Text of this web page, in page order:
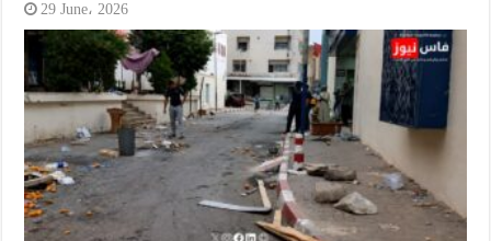
29 June، 2026